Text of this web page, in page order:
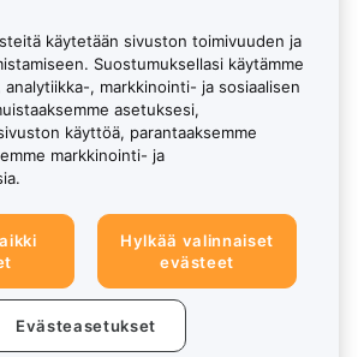
käytetään sivuston toimivuuden ja
Suostumuksellasi käytämme
analytiikka-, markkinointi- ja sosiaalisen
asetuksesi,
käyttöä, parantaaksemme
markkinointi- ja
Hylkää valinnaiset
evästeet
Evästeasetukset